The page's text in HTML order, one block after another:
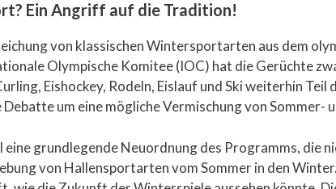
Ein Angriff auf die Tradition!
von klassischen Wintersportarten aus dem
Olympische Komitee (IOC) hat die Gerüchte
Eishockey, Rodeln, Eislauf und Ski weiterhin
Debatte um eine mögliche Vermischung von
grundlegende Neuordnung des Programms, die
von Hallensportarten vom Sommer in den